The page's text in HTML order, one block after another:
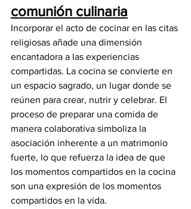
comunión culinaria
Incorporar el acto de cocinar en las citas
religiosas añade una dimensión
encantadora a las experiencias
compartidas. La cocina se convierte en
un espacio sagrado, un lugar donde se
reúnen para crear, nutrir y celebrar. El
proceso de preparar una comida de
manera colaborativa simboliza la
asociación inherente a un matrimonio
fuerte, lo que refuerza la idea de que
los momentos compartidos en la cocina
son una expresión de los momentos
compartidos en la vida.